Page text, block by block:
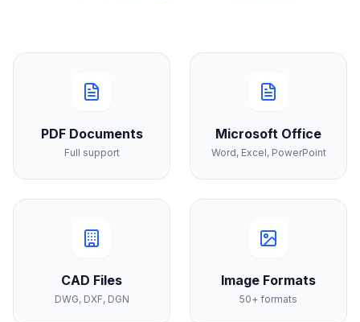
PDF Documents
Full support
Microsoft Office
Word, Excel, PowerPoint
CAD Files
DWG, DXF, DGN
Image Formats
50+ formats